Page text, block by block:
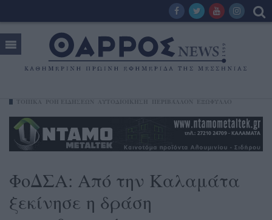
ΦοΔΣΑ: Από την Καλαμάτα
ξεκίνησε η δράση